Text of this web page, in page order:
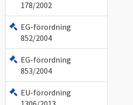
178/2002
EG-förordning
852/2004
EG-förordning
853/2004
EU-förordning